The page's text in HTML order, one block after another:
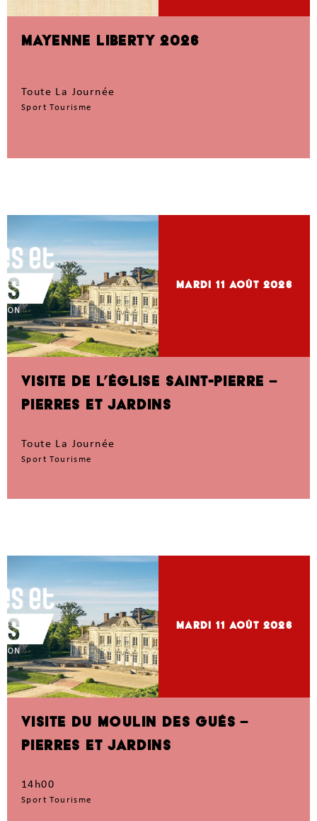
MAYENNE LIBERTY 2026
Toute La Journée
Sport Tourisme
mardi 11 Août 2026
VISITE DE L’ÉGLISE SAINT-PIERRE –
PIERRES ET JARDINS
Toute La Journée
Sport Tourisme
mardi 11 Août 2026
VISITE DU MOULIN DES GUÉS –
PIERRES ET JARDINS
14h00
Sport Tourisme